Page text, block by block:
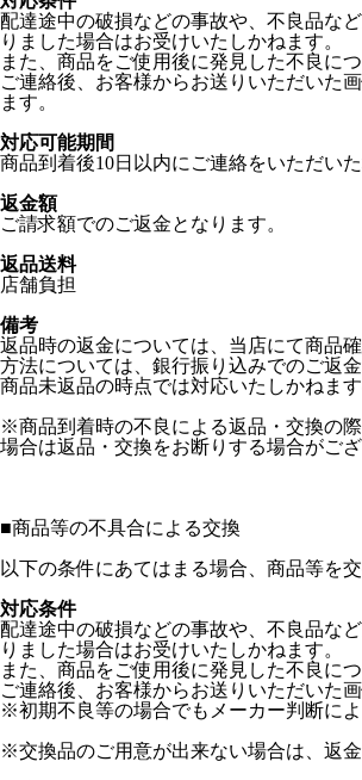
配達途中の破損などの事故や、不良品な
りました場合はお受けいたしかねます。
また、商品をご使用後に発見した不良に
ご連絡後、お客様からお送りいただいた
ます。
対応可能期間
商品到着後10日以内にご連絡をいただい
返金額
ご請求額でのご返金となります。
返品送料
店舗負担
備考
返品時の返金については、当店にて商品
方法については、銀行振り込みでのご返
商品未返品の時点では対応いたしかねま
※商品到着時の不良による返品・交換の
場合は返品・交換をお断りする場合がご
■商品等の不具合による交換
以下の条件にあてはまる場合、商品等を交
対応条件
配達途中の破損などの事故や、不良品な
りました場合はお受けいたしかねます。
また、商品をご使用後に発見した不良に
ご連絡後、お客様からお送りいただいた
※初期不良等の場合でもメーカー判断に
※交換品のご用意が出来ない場合は、返